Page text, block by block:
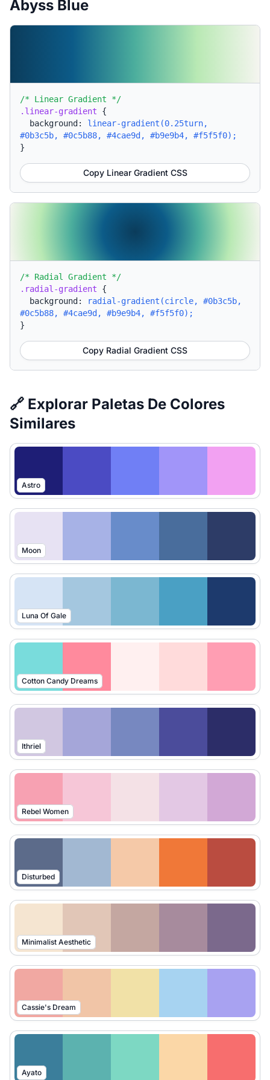
Abyss Blue
/* Linear Gradient */
.linear-gradient {
background: linear-gradient(0.25turn,
#0b3c5b, #0c5b88, #4cae9d, #b9e9b4, #f5f5f0);
}
Copy Linear Gradient CSS
/* Radial Gradient */
.radial-gradient {
background:
radial-gradient(circle, #0b3c5b,
#0c5b88, #4cae9d, #b9e9b4, #f5f5f0);
}
Copy Radial Gradient CSS
🔗 Explorar Paletas De Colores
Similares
Astro
Moon
Luna Of Gale
Cotton Candy Dreams
Ithriel
Rebel Women
Disturbed
Minimalist Aesthetic
Cassie's Dream
Ayato